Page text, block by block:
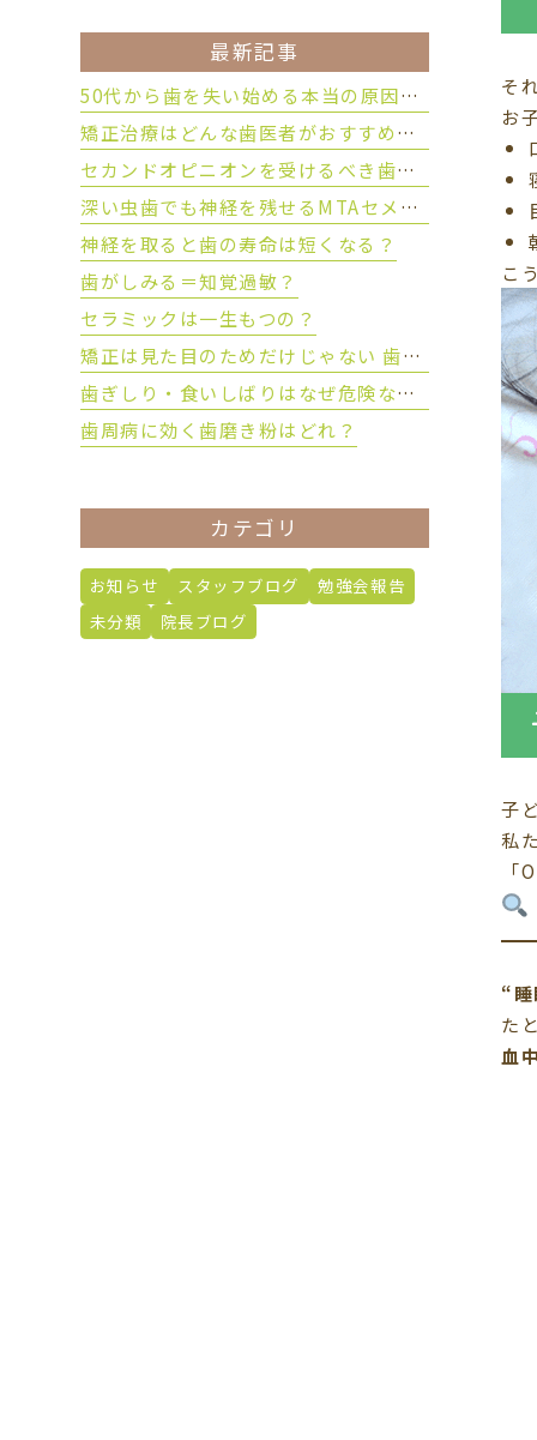
そ
お
こ
子
私
「
“
た
血
最新記事
50代から歯を失い始める本当の原因とは？
矯正治療はどんな歯医者がおすすめ？後悔しない歯科医院の選び方
セカンドオピニオンを受けるべき歯科治療とは？
深い虫歯でも神経を残せるMTAセメントとは？
神経を取ると歯の寿命は短くなる？
歯がしみる＝知覚過敏？
セラミックは一生もつの？
矯正は見た目のためだけじゃない 歯を守るために大切な理由とは？
歯ぎしり・食いしばりはなぜ危険なのか？
歯周病に効く歯磨き粉はどれ？
カテゴリ
お知らせ スタッフブログ
勉強会報告
未分類
院長ブログ